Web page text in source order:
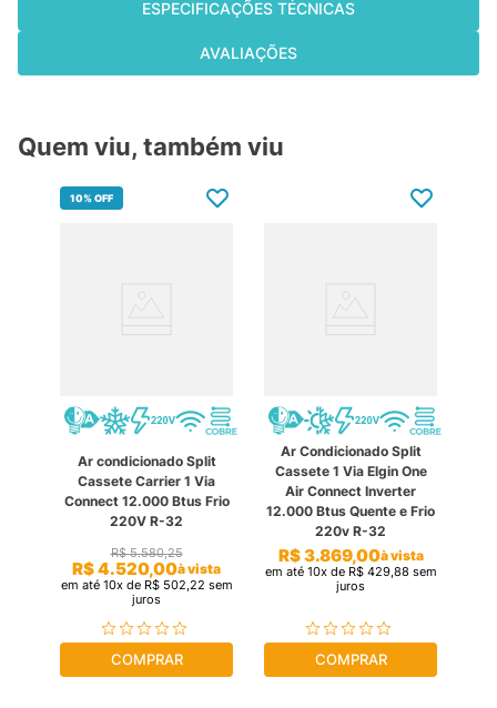
ESPECIFICAÇÕES TÉCNICAS
AVALIAÇÕES
Quem viu, também viu
10%OFF
Ar condicionado Split
Cassete Carrier 1 Via
Connect 12.000 Btus Frio
220V R-32
R$ 5.580,25
R$4.520,00à vista
em até 10x de R$ 502,22 sem
juros
COMPRAR
Ar Condicionado Split
Cassete 1 Via Elgin One
Air Connect Inverter
12.000 Btus Quente e Frio
220v R-32
R$3.869,00à vista
em até 10x de R$ 429,88 sem
juros
COMPRAR